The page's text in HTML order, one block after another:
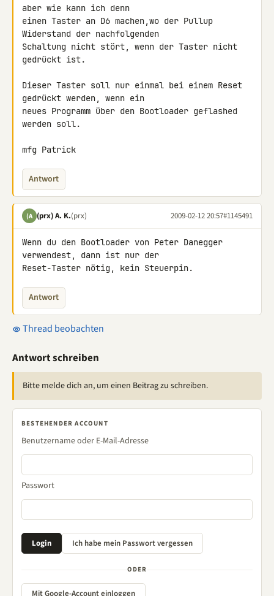
aber wie kann ich denn
einen Taster an D6 machen,wo der Pullup
Widerstand der nachfolgenden
Schaltung nicht stört, wenn der Taster nicht
gedrückt ist.
Dieser Taster soll nur einmal bei einem Reset
gedrückt werden, wenn ein
neues Programm über den Bootloader geflashed
werden soll.
mfg Patrick
Antwort
(A (prx) A. K.(prx) 2009-02-12 20:57#1145491
Wenn du den Bootloader von Peter Danegger
verwendest, dann ist nur der
Reset-Taster nötig, kein Steuerpin.
Antwort
Thread beobachten
Antwort schreiben
Bitte melde dich an, um einen Beitrag zu schreiben.
BESTEHENDER ACCOUNT
Benutzername oder E-Mail-Adresse
Passwort
ODER
Mit Google-Account einloggen